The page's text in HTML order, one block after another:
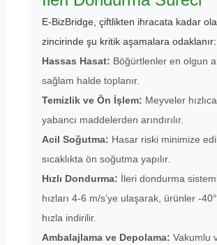
E-BizBridge, çiftlikten ihracata kadar
zincirinde şu kritik aşamalara odaklanır:
Hassas Hasat: Böğürtlenler en olgun
sağlam halde toplanır.
Temizlik ve Ön İşlem: Meyveler hızlıca
yabancı maddelerden arındırılır.
Acil Soğutma: Hasar riski minimize
sıcaklıkta ön soğutma yapılır.
Hızlı Dondurma: İleri dondurma
hızları 4-6 m/s’ye ulaşarak, ürünler -
hızla indirilir.
Ambalajlama ve Depolama: Vakumlu